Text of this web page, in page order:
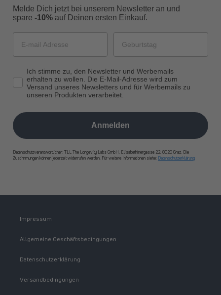
Melde Dich jetzt bei unserem Newsletter an und
spare -10% auf Deinen ersten Einkauf.
Ich stimme zu, den Newsletter und Werbemails
erhalten zu wollen. Die E-Mail-Adresse wird zum
Versand unseres Newsletters und für Werbemails zu
unseren Produkten verarbeitet.
Anmelden
Datenschutzverantwortlicher: TLL The Longevity Labs GmbH, Elisabethinergasse 22, 8020 Graz. Die
Zustimmungen können jederzeit widerrufen werden. Für weitere Informationen siehe: Datenschutzerklärung
Impressum
Allgemeine Geschäftsbedingungen
Datenschutzerklärung
Versandbedingungen